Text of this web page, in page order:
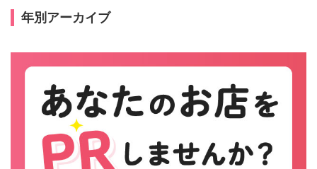
年別アーカイブ